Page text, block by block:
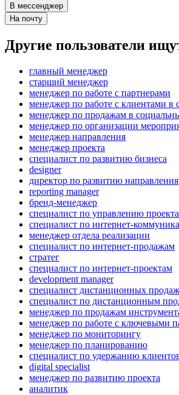
В мессенджер
На почту
Другие пользователи
главный менеджер
старший менеджер
менеджер по работе с партнерами
менеджер по работе с клиентами в
менеджер по продажам в
менеджер по организации
менеджер направления
менеджер проекта
специалист по развитию бизнеса
designer
директор по развитию направления
reporting manager
бренд-менеджер
специалист по управлению
специалист по интернет-
менеджер отдела реализации
специалист по интернет-продажам
стратег
специалист по интернет-проектам
development manager
специалист дистанционных продаж
специалист по дистанционным
менеджер по продажам
менеджер по работе с ключевыми
менеджер по мониторингу
менеджер по планированию
специалист по удержанию
digital specialist
менеджер по развитию проекта
аналитик